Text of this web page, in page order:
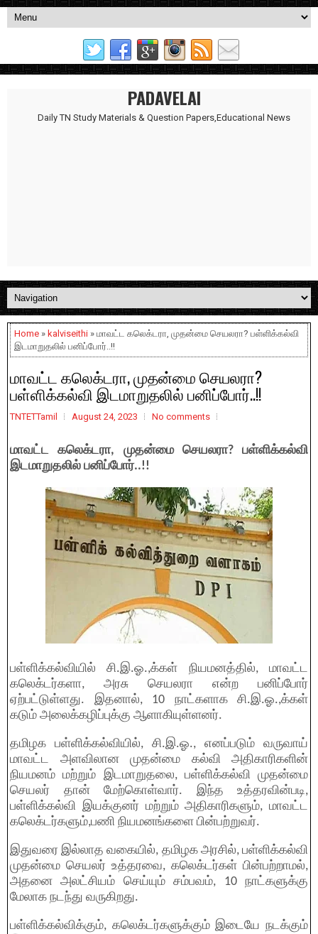
PADAVELAI
Daily TN Study Materials & Question Papers,Educational News
Home » kalviseithi » மாவட்ட கலெக்டரா, முதன்மை செயலரா? பள்ளிக்கல்வி
இடமாறுதலில் பனிப்போர்..!!
மாவட்ட கலெக்டரா, முதன்மை செயலரா?
பள்ளிக்கல்வி இடமாறுதலில் பனிப்போர்..!!
TNTETTamil August 24, 2023 No comments
மாவட்ட கலெக்டரா, முதன்மை செயலரா? பள்ளிக்கல்வி
இடமாறுதலில் பனிப்போர்..!!
பள்ளிக்கல்வியில் சி.இ.ஓ.,க்கள் நியமனத்தில், மாவட்ட
கலெக்டர்களா, அரசு செயலரா என்ற பனிப்போர்
ஏற்பட்டுள்ளது. இதனால், 10 நாட்களாக சி.இ.ஓ.,க்கள்
கடும் அலைக்கழிப்புக்கு ஆளாகியுள்ளனர்.
தமிழக பள்ளிக்கல்வியில், சி.இ.ஓ., எனப்படும் வருவாய்
மாவட்ட அளவிலான முதன்மை கல்வி அதிகாரிகளின்
நியமனம் மற்றும் இடமாறுதலை, பள்ளிக்கல்வி முதன்மை
செயலர் தான் மேற்கொள்வார். இந்த உத்தரவின்படி,
பள்ளிக்கல்வி இயக்குனர் மற்றும் அதிகாரிகளும், மாவட்ட
கலெக்டர்களும்,பணி நியமனங்களை பின்பற்றுவர்.
இதுவரை இல்லாத வகையில், தமிழக அரசில், பள்ளிக்கல்வி
முதன்மை செயலர் உத்தரவை, கலெக்டர்கள் பின்பற்றாமல்,
அதனை அலட்சியம் செய்யும் சம்பவம், 10 நாட்களுக்கு
மேலாக நடந்து வருகிறது.
பள்ளிக்கல்விக்கும், கலெக்டர்களுக்கும் இடையே நடக்கும்